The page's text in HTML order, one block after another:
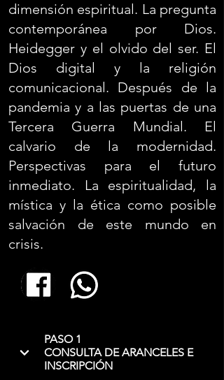
dimensión espiritual. La pregunta
contemporánea por Dios.
Heidegger y el olvido del ser. El
Dios digital y la religión
comunicacional. Después de la
pandemia y a las puertas de una
Tercera Guerra Mundial. El
calvario de la modernidad.
Perspectivas para el futuro
inmediato. La espiritualidad, la
mística y la ética como posible
salvación de este mundo en
crisis.
PASO 1
CONSULTA DE ARANCELES E
INSCRIPCIÓN